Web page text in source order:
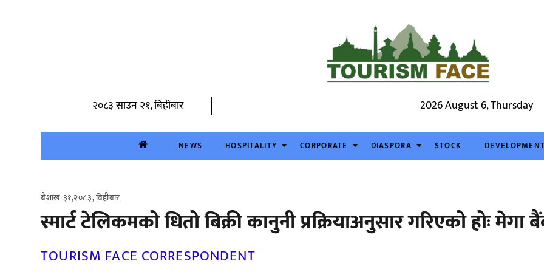
२०८३ साउन २१, बिहीबार 2026 August 6, Thursday
NEWS HOSPITALITY CORPORATE DIASPORA STOCK DEVELOPMENT
बैशाख ३१,२०८३, बिहीबार
स्मार्ट टेलिकमको धितो बिक्री कानुनी प्रक्रियाअनुसार गरिएको होः मेगा
TOURISM FACE CORRESPONDENT